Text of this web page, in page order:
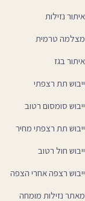
איתור נזילות
מצלמה טרמית
איתור בגז
ייבוש תת רצפתי
ייבוש סומסום רטוב
ייבוש תת רצפתי מחיר
ייבוש חול רטוב
ייבוש רצפה אחרי הצפה
מאתר נזילות מומחה